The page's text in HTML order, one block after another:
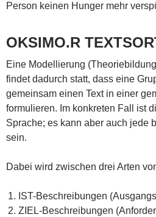
Person keinen Hunger mehr
OKSIMO.R
Eine Modellierung
findet dadurch statt, dass eine
gemeinsam einen Text in einer
formulieren. Im konkreten Fall ist
Sprache; es kann aber auch jede
sein.
Dabei wird zwischen drei Arten
IST-Beschreibungen
ZIEL-Beschreibungen